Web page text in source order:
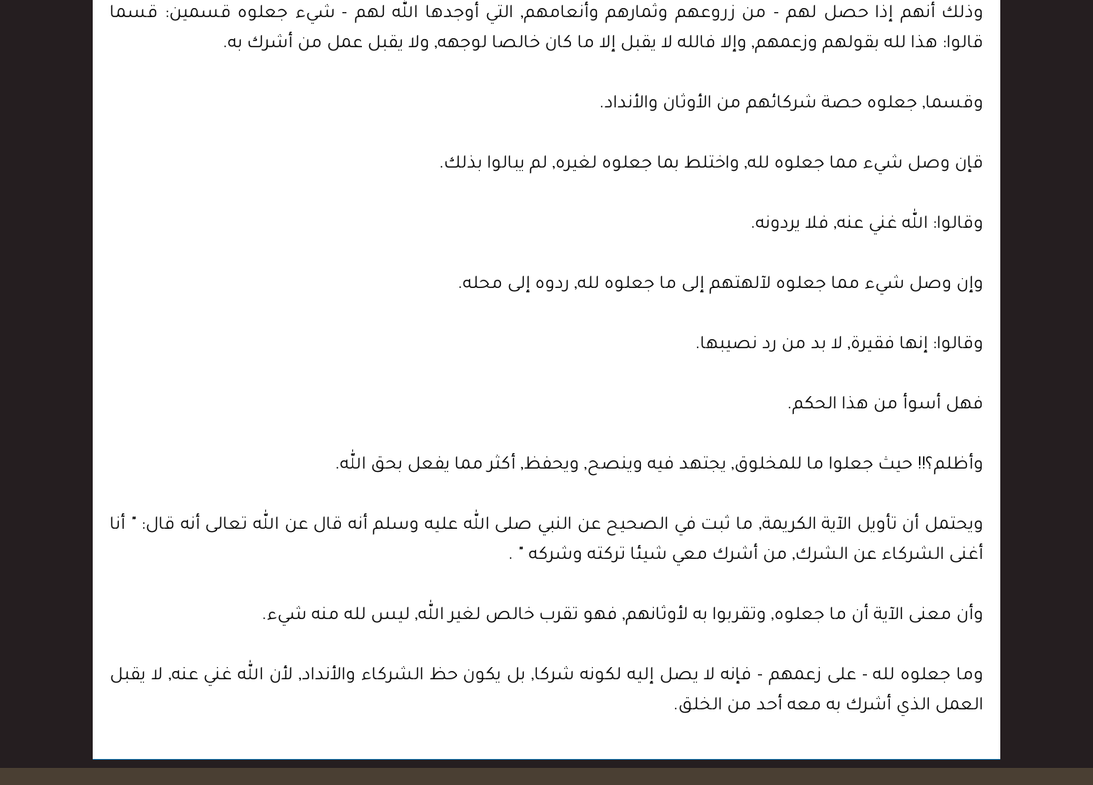
وذلك أنهم إذا حصل لهم - من زروعهم وثمارهم وأنعامهم, التي أوجدها الله لهم - شيء جعلوه قسمين: قسما
قالوا: هذا لله بقولهم وزعمهم, وإلا فالله لا يقبل إلا ما كان خالصا لوجهه, ولا يقبل عمل من أشرك به.
وقسما, جعلوه حصة شركائهم من الأوثان والأنداد.
قإن وصل شيء مما جعلوه لله, واختلط بما جعلوه لغيره, لم يبالوا بذلك.
وقالوا: الله غني عنه, فلا يردونه.
وإن وصل شيء مما جعلوه لآلهتهم إلى ما جعلوه لله, ردوه إلى محله.
وقالوا: إنها فقيرة, لا بد من رد نصيبها.
فهل أسوأ من هذا الحكم.
وأظلم؟!! حيث جعلوا ما للمخلوق, يجتهد فيه وينصح, ويحفظ, أكثر مما يفعل بحق الله.
ويحتمل أن تأويل الآية الكريمة, ما ثبت في الصحيح عن النبي صلى الله عليه وسلم أنه قال عن الله تعالى أنه قال: " أنا
أغنى الشركاء عن الشرك, من أشرك معي شيئا تركته وشركه " .
وأن معنى الآية أن ما جعلوه, وتقربوا به لأوثانهم, فهو تقرب خالص لغير الله, ليس لله منه شيء.
وما جعلوه لله - على زعمهم - فإنه لا يصل إليه لكونه شركا, بل يكون حظ الشركاء والأنداد, لأن الله غني عنه, لا يقبل
العمل الذي أشرك به معه أحد من الخلق.